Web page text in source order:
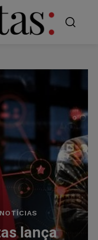
NOTÍCIAS
lança